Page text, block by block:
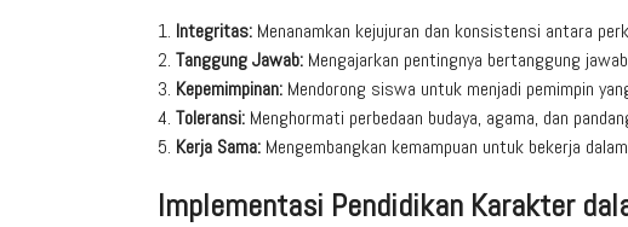
Integritas: Menanamkan kejujuran dan konsistensi antara
Tanggung Jawab: Mengajarkan pentingnya bertanggung
Kepemimpinan: Mendorong siswa untuk menjadi pemimpin
Toleransi: Menghormati perbedaan budaya, agama, dan
Kerja Sama: Mengembangkan kemampuan untuk bekerja
Implementasi Pendidikan Karakter